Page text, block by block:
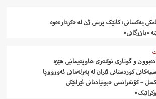
یەکسانی: کاتێک پرسی ژن لە «کردار»ەوە
«بازرگانی»
و گوتاری نوێنەری هاوپەیمانیی هێزە
کوردستانی ئێران لە پەرلەمانی ئەورووپا
– کۆنفرانسی «بونیادنانی ئێرانێکی